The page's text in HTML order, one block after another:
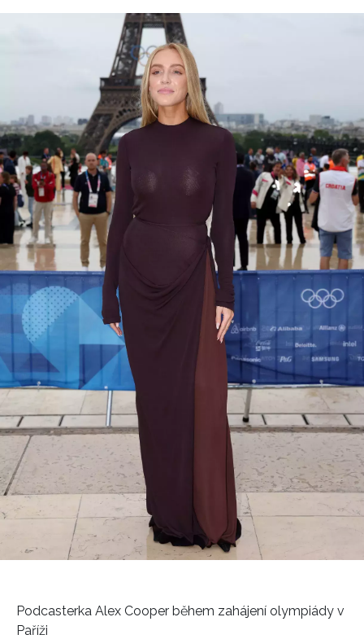
Podcasterka Alex Cooper během zahájení olympiády v
Paříži